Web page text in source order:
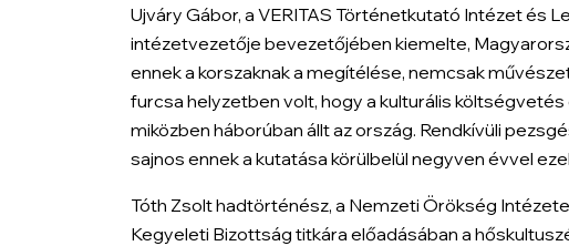
Ujváry Gábor, a VERITAS Történetkutató Intézet és
intézetvezetője bevezetőjében kiemelte,
ennek a korszaknak a megítélése, nemcsak
furcsa helyzetben volt, hogy a kulturális
miközben háborúban állt az ország. Rendkívüli
sajnos ennek a kutatása körülbelül negyven évvel
Tóth Zsolt hadtörténész, a Nemzeti Örökség
Kegyeleti Bizottság titkára előadásában a